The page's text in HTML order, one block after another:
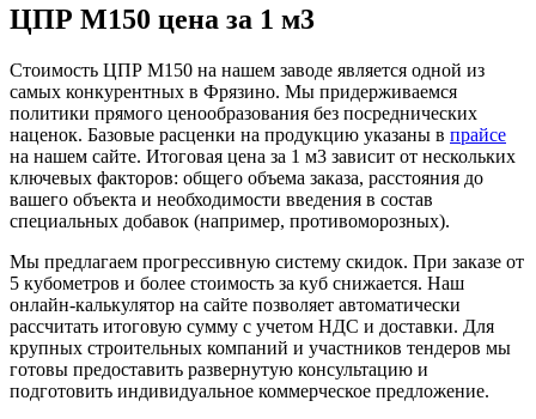
ЦПР М150 цена за 1 м3
Стоимость ЦПР М150 на нашем заводе является одной из
самых конкурентных в Фрязино. Мы придерживаемся
политики прямого ценообразования без посреднических
наценок. Базовые расценки на продукцию указаны в прайсе
на нашем сайте. Итоговая цена за 1 м3 зависит от нескольких
ключевых факторов: общего объема заказа, расстояния до
вашего объекта и необходимости введения в состав
специальных добавок (например, противоморозных).
Мы предлагаем прогрессивную систему скидок. При заказе от
5 кубометров и более стоимость за куб снижается. Наш
онлайн-калькулятор на сайте позволяет автоматически
рассчитать итоговую сумму с учетом НДС и доставки. Для
крупных строительных компаний и участников тендеров мы
готовы предоставить развернутую консультацию и
подготовить индивидуальное коммерческое предложение.